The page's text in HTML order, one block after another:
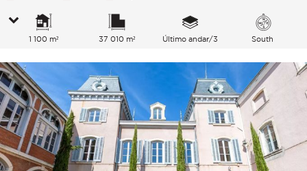
1 100 m² 37 010 m² Último andar/3 South